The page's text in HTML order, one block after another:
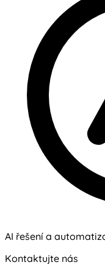
AI řešení a
Kontaktujte nás